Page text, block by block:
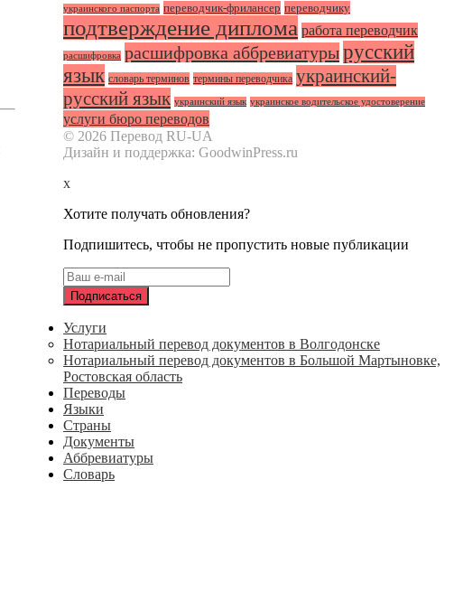
украинского паспорта переводчик-фрилансер переводчику
подтверждение диплома работа переводчик
расшифровка расшифровка аббревиатурырусский
язык словарь терминов термины переводчика украинский-
русский язык украинский язык украинское водительское удостоверение
услуги бюро переводов
© 2026 Перевод RU-UA
Дизайн и поддержка: GoodwinPress.ru
x
Хотите получать обновления?
Подпишитесь, чтобы не пропустить новые публикации
Услуги
Нотариальный перевод документов в Волгодонске
Нотариальный перевод документов в Большой Мартыновке,
Ростовская область
Переводы
Языки
Страны
Документы
Аббревиатуры
Словарь